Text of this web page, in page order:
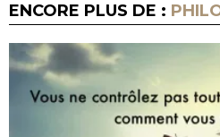
ENCORE PLUS DE :